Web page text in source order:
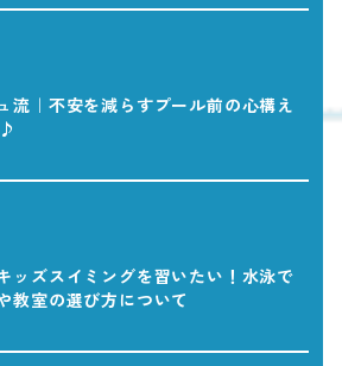
流｜不安を減らすプール前の心構え
ッズスイミングを習いたい！水泳で
教室の選び方について